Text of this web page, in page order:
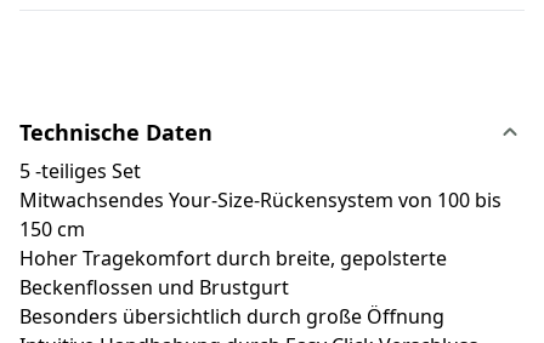
Technische Daten
5 -teiliges Set
Mitwachsendes Your-Size-Rückensystem von 100 bis
150 cm
Hoher Tragekomfort durch breite, gepolsterte
Beckenflossen und Brustgurt
Besonders übersichtlich durch große Öffnung